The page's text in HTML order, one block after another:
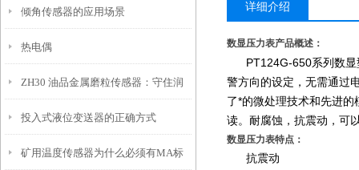
倾角传感器的应用场景
热电偶
ZH30 油品金属磨粒传感器：守住润
滑系统安全，让设备隐患 “无处藏”
投入式液位变送器的正确方式
矿用温度传感器为什么必须有MA标
详细介绍
数显压力表产品概述：
PT124G-650系列数
警方向的设定，无需通过
了*的微处理技术和先进
读。耐腐蚀，抗震动，可
数显压力表特点：
抗震动